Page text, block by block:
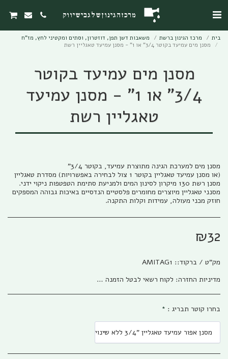
מרכז הגינון של גבי שיווק
בית מרכז הגינון ברשת
משאבות דשן תפן, דוזטרון, וסתים ומקטיני לחץ, מז"ח
מסנן מים עמיעד בקוטר 3/4" או 1" - מסנן עמיעד טאגליין רשת
מסנן מים עמיעד בקוטר
3/4" או 1" - מסנן עמיעד
טאגליין רשת
מסנני טאגליין מיוצרים מחומרים פלסטיים הנדסיים באיכות גבוהה המספקים
חוזק מכני מעולה, עמידות וקלות התקנה.
₪32
מק"ט / ברקוד:: AMITAG1
מדיניות החזרה: לקוח רשאי לבטל הזמנה בהתאם להוראות חוק הגנת הצרכן, התשמ&quot;א – 1981 אפריל (להלן: &quot;חוק הגנת הצרכן&quot;) והתקנות שהותקנו על פיו. ניתן לבטל את העסקה באמצעות פניה טלפונית לגבי שיווק (04-673013/5) או פניה לפקס (04-6735014) או בדואר אלקטרוני לשירות הלקוחות של החברה ((office@gabi-marketing.co.il. ביטול העסקה למוצרים שעוד לא נשלחו – ללא כל עלות וזיכוי מלא על כל הסכום ששולם. ביטול עסקה למוצרים שנשלחו - יש להשיב את המוצר לחברה כאשר כל העלויות הכרוכות בהובלת המוצר (מ ואל) החזרת המוצר תחולנה על הלקוח, במקרה של מוצר במבצע של משלוח חינם (על חשבון חברת גבי שיווק) בעת ביטול עסקה יוחזר ללקוח מלוא הסכום ששולם בקיזוז עלות המשלוח כפי ובהתאם לעלות שחלה על חברת גבי שיווק. למוצרים שעדיין לא הגיעו ללקוח מסיבות שונות, והלקוח מעוניין לבטל עסקה, החברה רשאית להמתין זמן סביר לבירור סטאטוס המשלוח ולאחר הגעתו/החזרתו לחברת גבי שיווק תפעל החברה לזיכוי מיידי של הלקוח. לפנים מהחוק ומשורת הדין: החברה תזכה בסכום המלא ששולם ולא תגבה דמי ביטול /השתתפות כלשהם למעט עלויות השילוח. החזרת המוצר תיעשה כשהוא באריזתו המקורית בצירוף החשבונית המקורית ושעדיין לא חלפו 14 יום מתאריך רכישת המוצר. למוצרים שנרכשו לפי הזמנה מיוחדת או שהותאמו במידות/צבע/דגם מיוחד לפי ההזמנה החברה תשתדל לעזור ותזכה בהתאם ליכולת והאפשרות שלה למכור את המוצר, ולזכות בהתאם למצב. אבל בהתאם לחוק לא ניתן להתחייב לנושא
בחרו קוטר תבריג : *
מסנן אפור עמיעד טאגליין "3/4 ללא שינוי